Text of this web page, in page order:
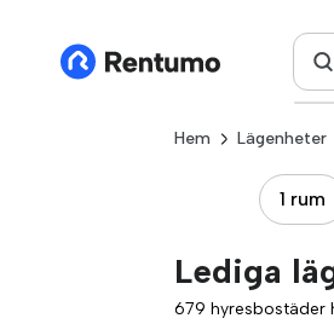
Hem Lägenheter
1 rum
Lediga
679 hyresbostäder